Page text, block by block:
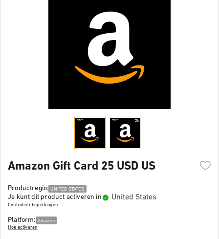
Amazon Gift Card 25 USD US
Productregio: UNITED STATES
Je kunt dit product activeren in United States
Controleer beperkingen
Platform: Amazon
Hoe activeren